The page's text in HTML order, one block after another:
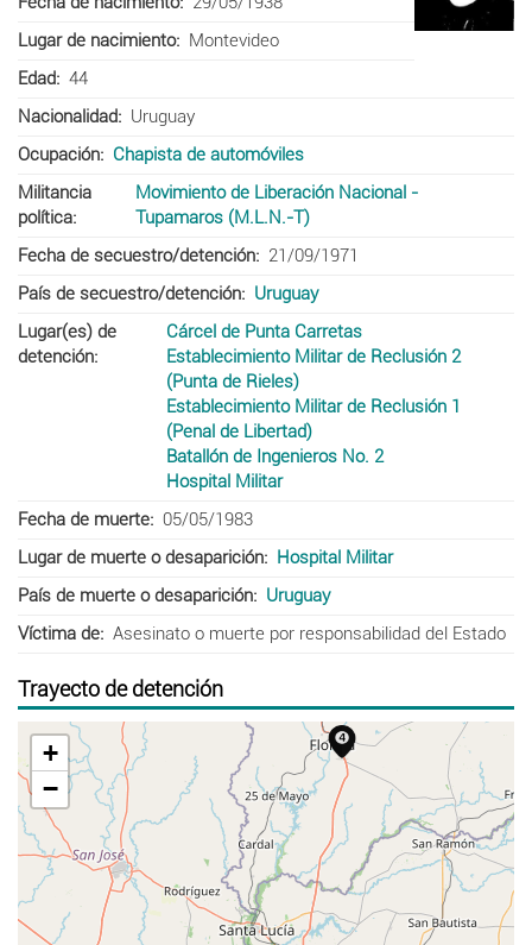
Lugar de nacimiento
Montevideo
Edad
44
Nacionalidad
Uruguay
Ocupación
Chapista de automóviles
Militancia
política
Movimiento de Liberación Nacional -
Tupamaros (M.L.N.-T)
Fecha de secuestro/detención
21/09/1971
País de secuestro/detención
Uruguay
Lugar(es) de
detención
Cárcel de Punta Carretas
Establecimiento Militar de Reclusión 2
(Punta de Rieles)
Establecimiento Militar de Reclusión 1
(Penal de Libertad)
Batallón de Ingenieros No. 2
Hospital Militar
Fecha de muerte
05/05/1983
Lugar de muerte o desaparición
Hospital Militar
País de muerte o desaparición
Uruguay
Víctima de
Asesinato o muerte por responsabilidad del Estado
Trayecto de detención
+
−